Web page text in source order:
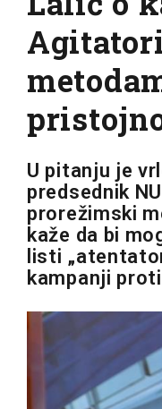
U pitanju je
predsednik
prorežimski
kaže da bi
listi
kampanji